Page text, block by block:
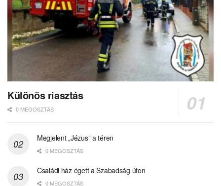
Különös riasztás
0 MEGOSZTÁS
Megjelent „Jézus” a téren
0 MEGOSZTÁS
Családi ház égett a Szabadság úton
0 MEGOSZTÁS